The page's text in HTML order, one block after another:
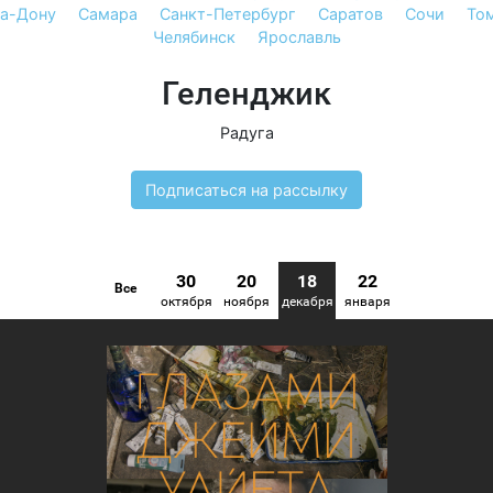
Дону Самара Санкт-Петербург Саратов Сочи
Челябинск
Ярославль
Геленджик
Радуга
Подписаться на рассылку
Все 30
октября
20
ноября
18
декабря
22
января